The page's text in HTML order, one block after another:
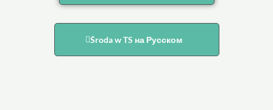
Środa w TS на Русском